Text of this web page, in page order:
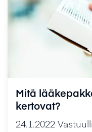
Mitä
kertovat?
24.1.2022